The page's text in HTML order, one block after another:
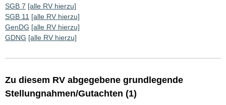
SGB 7 [alle RV hierzu]
SGB 11 [alle RV hierzu]
GenDG [alle RV hierzu]
GDNG [alle RV hierzu]
Zu diesem RV abgegebene grundlegende
Stellungnahmen/Gutachten (1)